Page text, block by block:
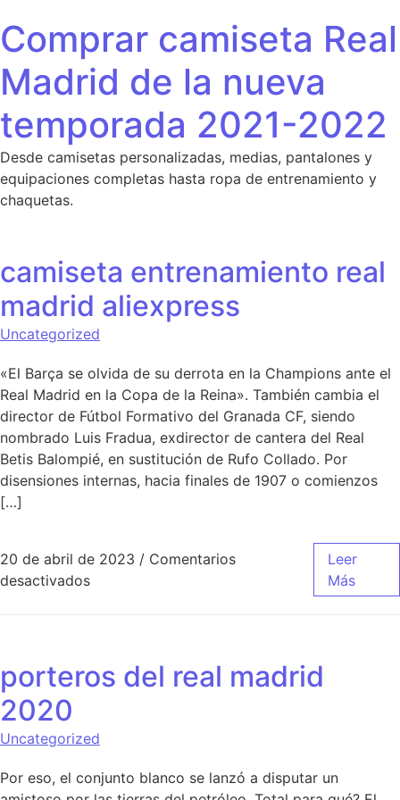
Comprar camiseta Real
Madrid de la nueva
temporada 2021-2022
Desde camisetas personalizadas, medias, pantalones y
equipaciones completas hasta ropa de entrenamiento y
chaquetas.
camiseta entrenamiento real
madrid aliexpress
Uncategorized
«El Barça se olvida de su derrota en la Champions ante el
Real Madrid en la Copa de la Reina». También cambia el
director de Fútbol Formativo del Granada CF, siendo
nombrado Luis Fradua, exdirector de cantera del Real
Betis Balompié, en sustitución de Rufo Collado. Por
disensiones internas, hacia finales de 1907 o comienzos
[…]
20 de abril de 2023 / Comentarios
desactivadosen camiseta entrenamiento real madrid
Leer
Más
porteros del real madrid
2020
Uncategorized
Por eso, el conjunto blanco se lanzó a disputar un